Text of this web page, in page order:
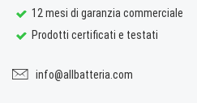
12 mesi di garanzia commerciale
Prodotti certificati e testati
info@allbatteria.com